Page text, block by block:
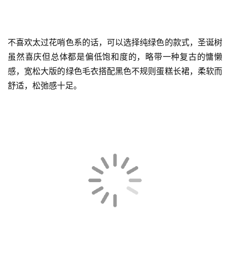
不喜欢太过花哨色系的话，可以选择纯绿色的款式，圣诞树
虽然喜庆但总体都是偏低饱和度的，略带一种复古的慵懒
感，宽松大版的绿色毛衣搭配黑色不规则蛋糕长裙，柔软而
舒适，松弛感十足。